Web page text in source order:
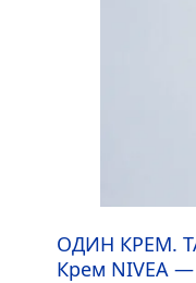
ОДИН КРЕМ.
Крем NIVEA —